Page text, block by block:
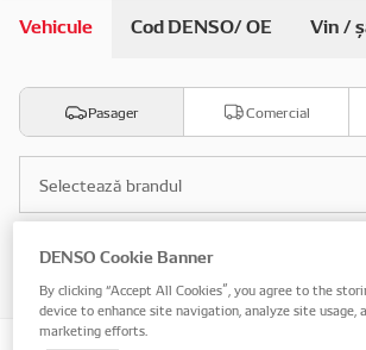
Vehicule Cod DENSO/ OE Vin /
Pasager Comercial
Selectează brandul
Selectează modelul
DENSO Cookie Banner
By clicking “Accept All Cookies”, you agree to the
device to enhance site navigation, analyze site usage,
marketing efforts.